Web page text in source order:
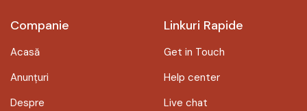
Companie
Acasă
Anunțuri
Despre
Linkuri Rapide
Get in Touch
Help center
Live chat